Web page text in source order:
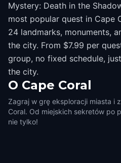
Mystery: Death in the
most popular quest in Cape
24 landmarks, monuments,
the city. From $7.99 per
group, no fixed schedule,
the city.
O Cape Coral
Zagraj w grę eksploracji miasta i
Coral. Od miejskich sekretów po
nie tylko!